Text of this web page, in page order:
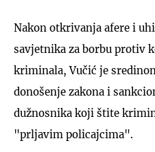
Nakon otkrivanja afere i
savjetnika za borbu protiv
kriminala, Vučić je
donošenje zakona i
dužnosnika koji štite
"prljavim policajcima".